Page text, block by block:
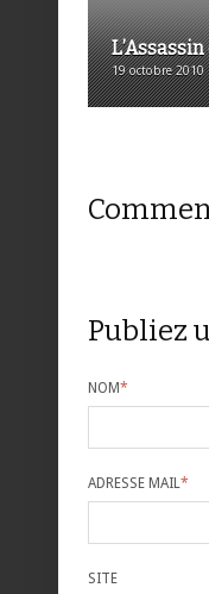
19 octobre 2010
Publiez
NOM*
ADRESSE MAIL*
SITE